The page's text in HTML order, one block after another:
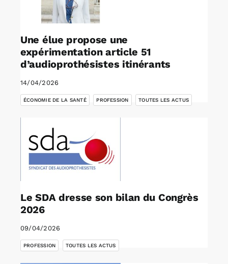
Une élue propose une
expérimentation article 51
d’audioprothésistes itinérants
14/04/2026
ÉCONOMIE DE LA SANTÉ PROFESSION TOUTES LES ACTUS
Le SDA dresse son bilan du Congrès
2026
09/04/2026
PROFESSION
,
TOUTES LES ACTUS